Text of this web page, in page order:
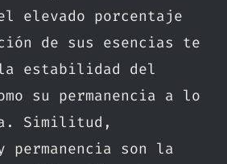
elevado porcentaje
de sus esencias te
estabilidad del
su permanencia a lo
Similitud,
son la